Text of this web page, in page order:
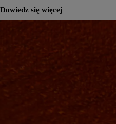
81 900 zł
Dowiedz się więcej